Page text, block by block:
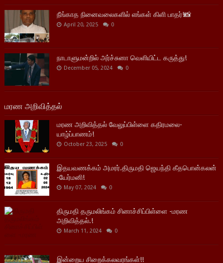
நீங்காத நினைவலைகளில் எங்கள் கிளி பாதர்!📸
April 20, 2025 0
நாடாளுமன்றில் அர்ச்சுனா வெளியிட்ட கருத்து!
December 05, 2024 0
மரண அறிவித்தல்
மரண அறிவித்தல் வேலுப்பிள்ளை கதிரமலை-
யாழ்ப்பாணம்!
October 23, 2025 0
இதயவணக்கம் அமரர்.திருமதி ஜெயந்தி கீதபொன்கலன்
-யேர்மனி!
May 07, 2024 0
திருமதி தருமலிங்கம் சினாச்சிப்பிள்ளை -மரண
அறிவித்தல்.!
March 11, 2024 0
இன்றைய சிறைக்கலவரங்கள்!!